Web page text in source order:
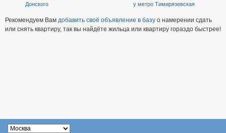
Донского
у метро Тимирязевская
Рекомендуем Вам добавить своё объявление в базу о намерении сдать
или снять квартиру, так вы найдёте жильца или квартиру гораздо быстрее!